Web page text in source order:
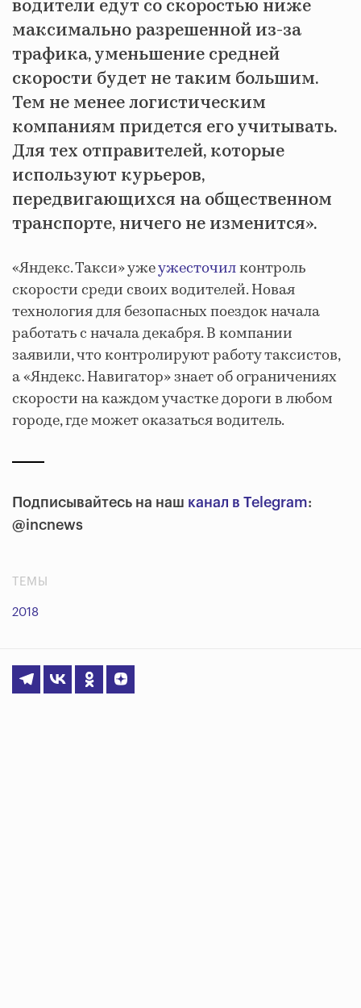
водители едут со скоростью ниже
максимально разрешенной из-за
трафика, уменьшение средней
скорости будет не таким большим.
Тем не менее логистическим
компаниям придется его учитывать.
Для тех отправителей, которые
используют курьеров,
передвигающихся на общественном
транспорте, ничего не изменится».
«Яндекс. Такси» ужеужесточилконтроль
скорости среди своих водителей. Новая
технология для безопасных поездок начала
работать с начала декабря. В компании
заявили, что контролируют работу таксистов,
а «Яндекс. Навигатор» знает об ограничениях
скорости на каждом участке дороги в любом
городе, где может оказаться водитель.
Подписывайтесь на наш канал в Telegram:
@incnews
ТЕМЫ
2018